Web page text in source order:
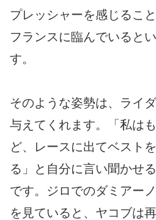
プレッシャーを感じるこ
フランスに臨んでいると
す。
そのような姿勢は、ライ
与えてくれます。「私は
ど、レースに出てベスト
る」と自分に言い聞かせ
です。ジロでのダミアー
を見ていると、ヤコブは